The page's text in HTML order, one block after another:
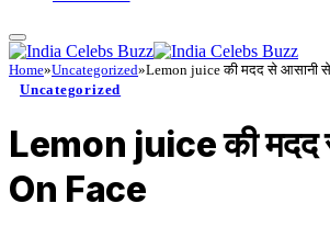
Home»Uncategorized»Lemon juice की मदद से आसानी से
Uncategorized
Lemon juice की मदद
On Face